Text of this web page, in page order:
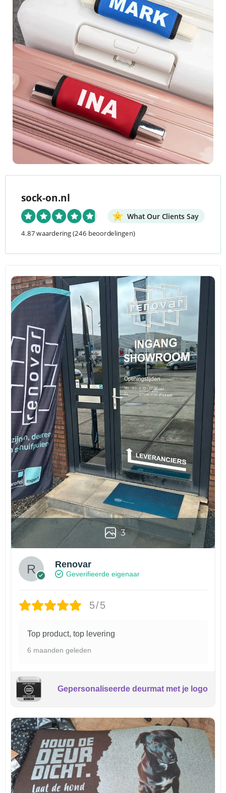
sock-on.nl
What Our Clients Say
4.87 waardering(246 beoordelingen)
3
Renovar
Geverifieerde eigenaar
5/5
Top product, top levering
6 maanden geleden
Gepersonaliseerde deurmat met je logo